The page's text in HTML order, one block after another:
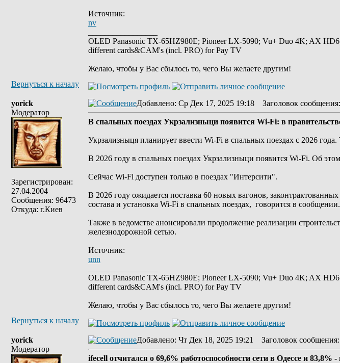
Источник:
nv
OLED Panasonic TX-65HZ980E; Pioneer LX-5090; Vu+ Duo 4K; AX
different cards&CAM's (incl. PRO) for Pay TV
Желаю, чтобы у Вас сбылось то, чего Вы желаете другим!
Вернуться к началу
yorick
Модератор
Зарегистрирован:
27.04.2004
Сообщения: 96473
Откуда: г.Киев
Добавлено: Ср Дек 17, 2025 19:18 Заголовок сообщения:
В спальных поездах Укрзализныци появится Wi-Fi: в
Укрзализныця планирует ввести Wi-Fi в спальных поездах с 2026
В 2026 году в спальных поездах Укрзализныци появится Wi-Fi. Об
Сейчас Wi-Fi доступен только в поездах "Интерсити".
В 2026 году ожидается поставка 60 новых вагонов,
состава и установка Wi-Fi в спальных поездах, говорится в сообщении.
Также в ведомстве анонсировали продолжение реализации
железнодорожной сетью.
Источник:
unn
OLED Panasonic TX-65HZ980E; Pioneer LX-5090; Vu+ Duo 4K; AX
different cards&CAM's (incl. PRO) for Pay TV
Желаю, чтобы у Вас сбылось то, чего Вы желаете другим!
Вернуться к началу
yorick
Модератор
Добавлено: Чт Дек 18, 2025 19:21 Заголовок сообщения:
ifecell отчитался о 69,6% работоспособности сети в Одессе и 83,8%